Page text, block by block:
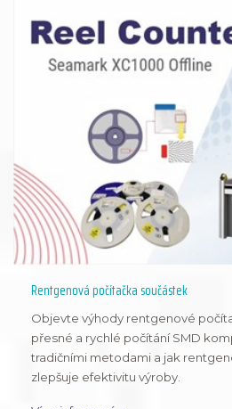
Rentgenová počítačka součástek
Objevte výhody rentgenové
přesné a rychlé počítání SMD
tradičními metodami a jak
zlepšuje efektivitu výroby.